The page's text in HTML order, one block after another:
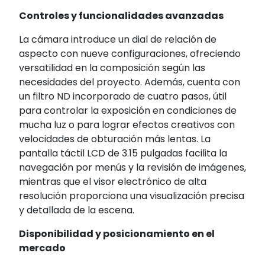
Controles y funcionalidades avanzadas
La cámara introduce un dial de relación de
aspecto con nueve configuraciones, ofreciendo
versatilidad en la composición según las
necesidades del proyecto. Además, cuenta con
un filtro ND incorporado de cuatro pasos, útil
para controlar la exposición en condiciones de
mucha luz o para lograr efectos creativos con
velocidades de obturación más lentas. La
pantalla táctil LCD de 3.15 pulgadas facilita la
navegación por menús y la revisión de imágenes,
mientras que el visor electrónico de alta
resolución proporciona una visualización precisa
y detallada de la escena.
Disponibilidad y posicionamiento en el
mercado